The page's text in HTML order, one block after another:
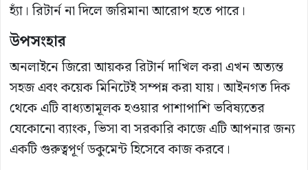
হ্যাঁ। রিটার্ন না দিলে জরিমানা আরোপ হতে পারে।
উপসংহার
অনলাইনে জিরো আয়কর রিটার্ন দাখিল করা এখন অত্যন্ত
সহজ এবং কয়েক মিনিটেই সম্পন্ন করা যায়। আইনগত দিক
থেকে এটি বাধ্যতামূলক হওয়ার পাশাপাশি ভবিষ্যতের
যেকোনো ব্যাংক, ভিসা বা সরকারি কাজে এটি আপনার জন্য
একটি গুরুত্বপূর্ণ ডকুমেন্ট হিসেবে কাজ করবে।